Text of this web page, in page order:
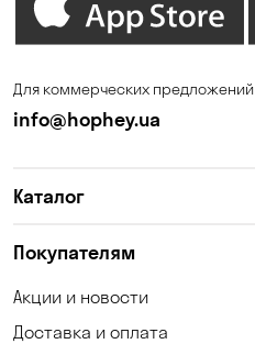
Для коммерческих предложений
info@hophey.ua
Каталог
Покупателям
Акции и новости
Доставка и оплата